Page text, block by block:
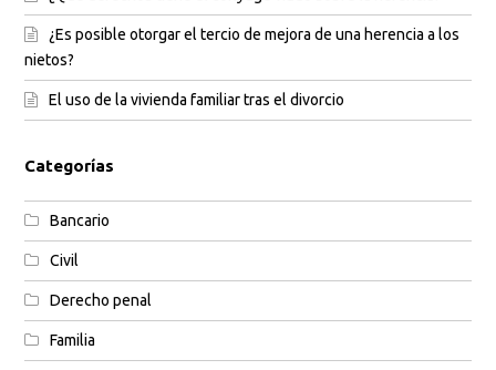
¿Es posible otorgar el tercio de mejora de una herencia a los
nietos?
El uso de la vivienda familiar tras el divorcio
Categorías
Bancario
Civil
Derecho penal
Familia